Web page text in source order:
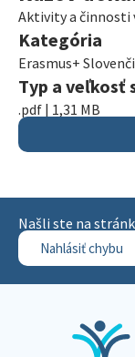
Aktivity a činnosti
Kategória
Erasmus+
Typ a veľkosť
.pdf | 1,31 MB
Našli ste na
Nahlásiť chybu